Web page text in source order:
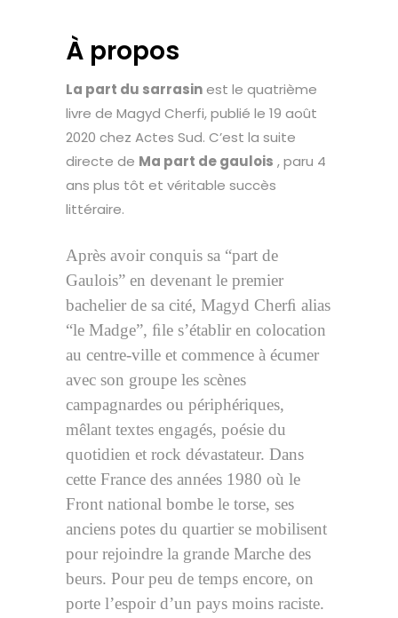
À propos
La part du sarrasinest le quatrième
livre de Magyd Cherfi, publié le 19 août
2020 chez Actes Sud. C’est la suite
directe de Ma part de gaulois , paru 4
ans plus tôt et véritable succès
littéraire.
Après avoir conquis sa “part de
Gaulois” en devenant le premier
bachelier de sa cité, Magyd Cherﬁ alias
“le Madge”, ﬁle s’établir en colocation
au centre-ville et commence à écumer
avec son groupe les scènes
campagnardes ou périphériques,
mêlant textes engagés, poésie du
quotidien et rock dévastateur. Dans
cette France des années 1980 où le
Front national bombe le torse, ses
anciens potes du quartier se mobilisent
pour rejoindre la grande Marche des
beurs. Pour peu de temps encore, on
porte l’espoir d’un pays moins raciste.